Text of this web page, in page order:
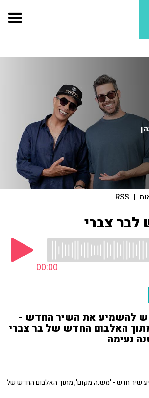
|
RSS
לבר צברי
00:00
להשמיע את השיר החדש -
האלבום החדש של בר צברי
נעימה
שיר חדש - 'משנה מקום', מתוך האלבום החדש של